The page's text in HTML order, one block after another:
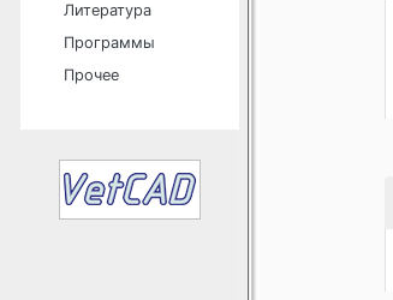
Литература
Программы
Прочее